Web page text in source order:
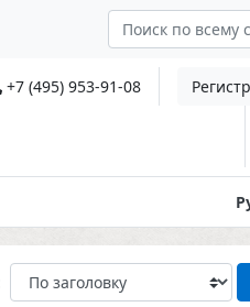
+7 (495) 953-91-08